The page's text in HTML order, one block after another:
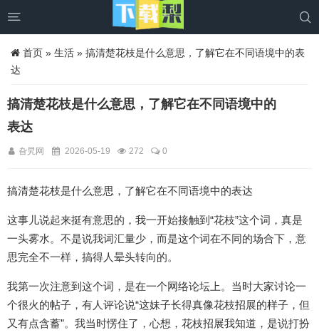
 
首页 » 生活 » 搞清楚花枝是什么意思，了解它在不同语境中的表
达
搞清楚花枝是什么意思，了解它在不同语境中的
表达
旮旯网 2026-05-19 272 0
搞清楚花枝是什么意思，了解它在不同语境中的表达
这事儿说起来挺有意思的，我一开始接触到“花枝”这个词，真是
一头雾水。不是说我词汇量少，而是这个词在不同的场合下，意
思完全不一样，搞得人晕头转向的。
我第一次注意到这个词，是在一个网络论坛上。当时大家讨论一
个很火的帖子，有人评论说“这妹子长得真像花枝招展的样子，但
又有点含蓄”。我当时愣住了，心想，花枝招展我知道，是说打扮